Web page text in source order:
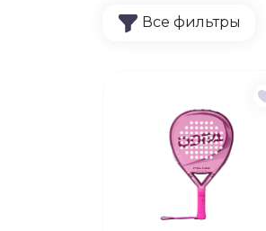
Все фильтры